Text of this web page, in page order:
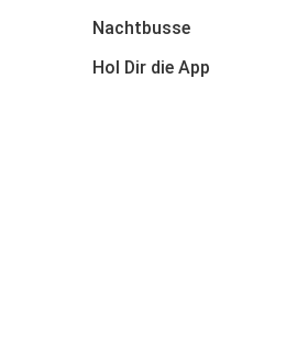
Nachtbusse
Hol Dir die App